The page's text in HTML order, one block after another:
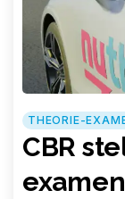
THEORIE-
CBR